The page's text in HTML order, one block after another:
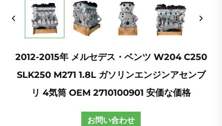
2012-2015年 メルセデス・ベンツ W204 C250
SLK250 M271 1.8L ガソリンエンジンアセンブ
リ 4気筒 OEM 2710100901 安価な価格
お問い合わせ